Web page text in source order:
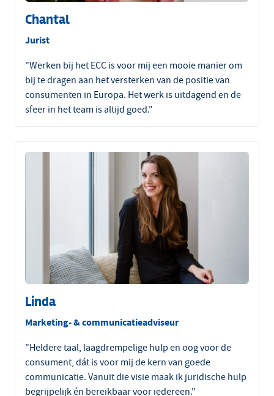
Chantal
Jurist
"Werken bij het ECC is voor mij een mooie manier om
bij te dragen aan het versterken van de positie van
consumenten in Europa. Het werk is uitdagend en de
sfeer in het team is altijd goed."
Linda
Marketing- & communicatieadviseur
"Heldere taal, laagdrempelige hulp en oog voor de
consument, dát is voor mij de kern van goede
communicatie. Vanuit die visie maak ik juridische hulp
begrijpelijk én bereikbaar voor iedereen."